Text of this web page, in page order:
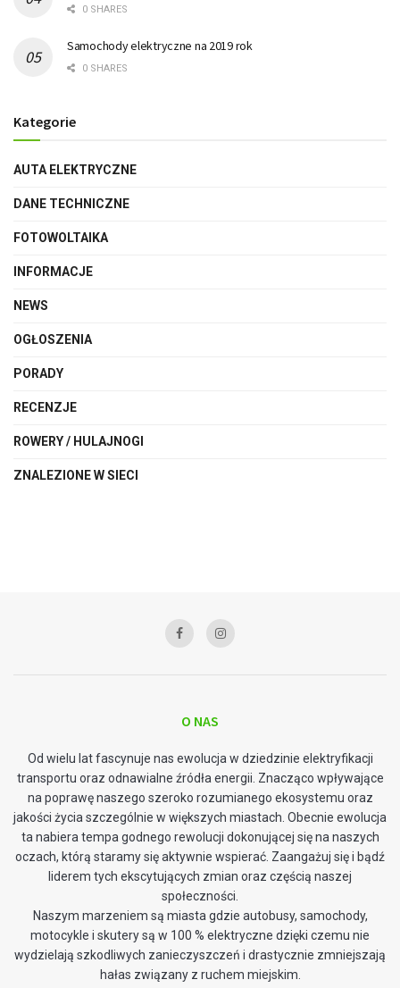
0 SHARES
Samochody elektryczne na 2019 rok
0 SHARES
Kategorie
AUTA ELEKTRYCZNE
DANE TECHNICZNE
FOTOWOLTAIKA
INFORMACJE
NEWS
OGŁOSZENIA
PORADY
RECENZJE
ROWERY / HULAJNOGI
ZNALEZIONE W SIECI
O NAS
Od wielu lat fascynuje nas ewolucja w dziedzinie elektryfikacji
transportu oraz odnawialne źródła energii. Znacząco wpływające
na poprawę naszego szeroko rozumianego ekosystemu oraz
jakości życia szczególnie w większych miastach. Obecnie ewolucja
ta nabiera tempa godnego rewolucji dokonującej się na naszych
oczach, którą staramy się aktywnie wspierać. Zaangażuj się i bądź
liderem tych ekscytujących zmian oraz częścią naszej
społeczności.
Naszym marzeniem są miasta gdzie autobusy, samochody,
motocykle i skutery są w 100 % elektryczne dzięki czemu nie
wydzielają szkodliwych zanieczyszczeń i drastycznie zmniejszają
hałas związany z ruchem miejskim.